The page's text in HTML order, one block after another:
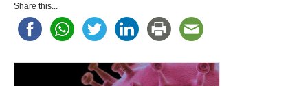
Share this...